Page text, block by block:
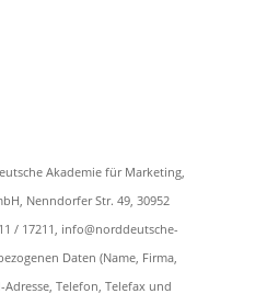
Akademie für Marketing,
Nenndorfer Str. 49, 30952
/ 17211, info@norddeutsche-
Daten (Name, Firma,
Telefon, Telefax und